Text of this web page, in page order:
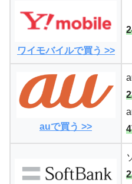
ワイモバイルで買う >>
auで買う >>